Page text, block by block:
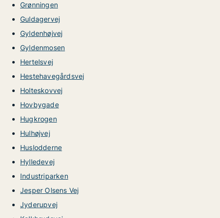
Grønningen
Guldagervej
Gyldenhøjvej
Gyldenmosen
Hertelsvej
Hestehavegårdsvej
Holteskovvej
Hovbygade
Hugkrogen
Hulhøjvej
Huslodderne
Hylledevej
Industriparken
Jesper Olsens Vej
Jyderupvej